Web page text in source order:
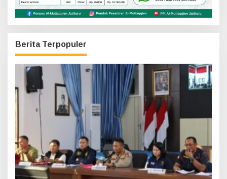
Berita Terpopuler